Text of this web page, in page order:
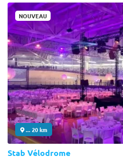
NOUVEAU
... 20 km
Stab Vélodrome